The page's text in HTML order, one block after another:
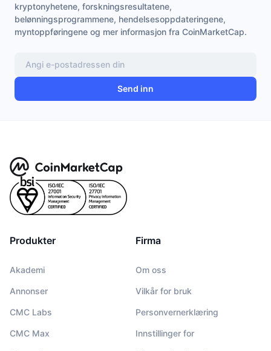
kryptonyhetene, forskningsresultatene,
belønningsprogrammene, hendelsesoppdateringene,
myntoppføringene og mer informasjon fra CoinMarketCap.
Send inn
Produkter
Akademi
Annonser
CMC Labs
CMC Max
Firma
Om oss
Vilkår for bruk
Personvernerklæring
Innstillinger for